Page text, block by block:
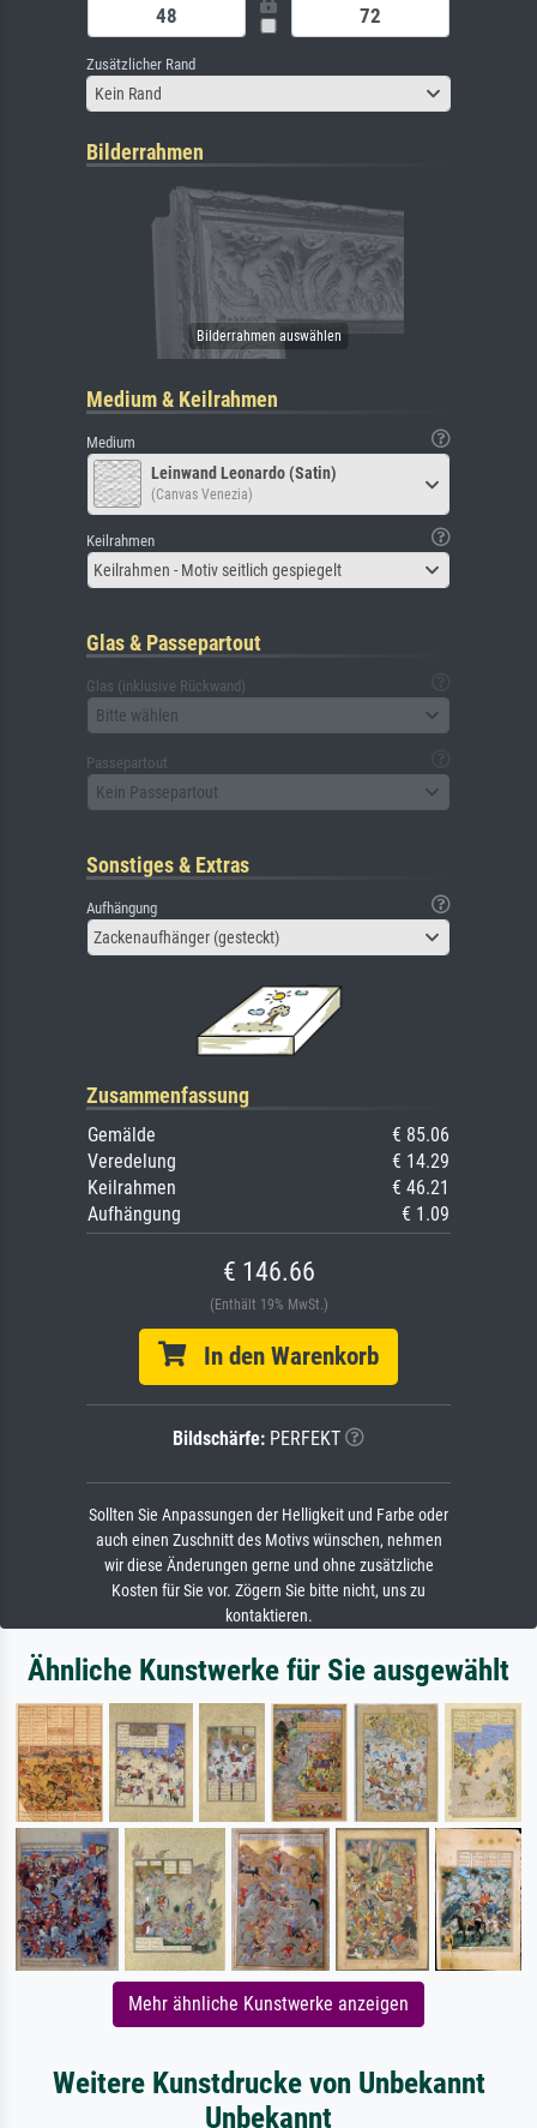
Zusätzlicher Rand
Kein Rand
Bilderrahmen
Medium & Keilrahmen
Medium
Leinwand Leonardo (Satin)
(Canvas Venezia)
Keilrahmen
Keilrahmen - Motiv seitlich gespiegelt
Glas & Passepartout
Glas (inklusive Rückwand)
Bitte wählen
Passepartout
Kein Passepartout
Sonstiges & Extras
Aufhängung
Zackenaufhänger (gesteckt)
Zusammenfassung
Gemälde
€ 85.06
Veredelung
€ 14.29
Keilrahmen
€ 46.21
Aufhängung
€ 1.09
€ 146.66
(Enthält 19% MwSt.)
In den Warenkorb
Bildschärfe: PERFEKT
Sollten Sie Anpassungen der Helligkeit und Farbe oder
auch einen Zuschnitt des Motivs wünschen, nehmen
wir diese Änderungen gerne und ohne zusätzliche
Kosten für Sie vor. Zögern Sie bitte nicht, uns zu
kontaktieren.
Ähnliche Kunstwerke für Sie ausgewählt
Mehr ähnliche Kunstwerke anzeigen
Weitere Kunstdrucke von Unbekannt
Unbekannt